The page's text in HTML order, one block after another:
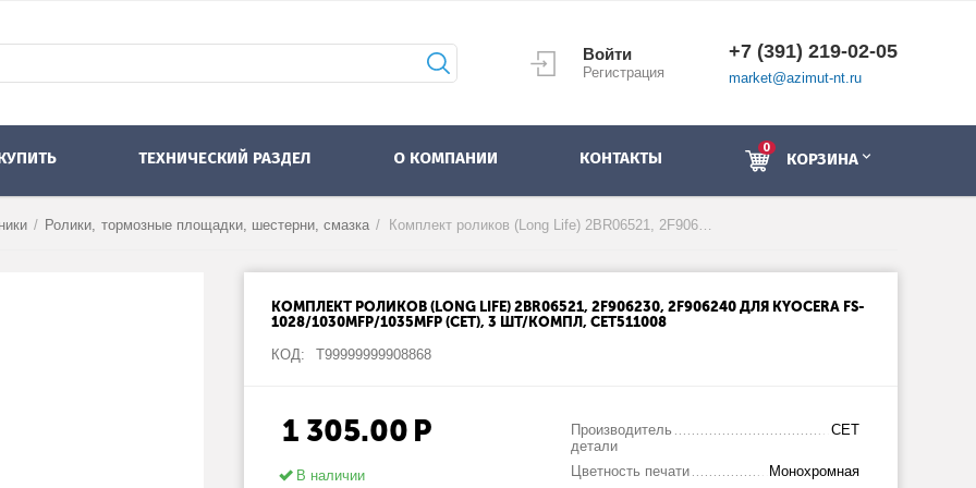
Войти
Регистрация
+7 (391) 219-02-05
market@azimut-nt.ru
ТЕХНИЧЕСКИЙ РАЗДЕЛ О КОМПАНИИ КОНТАКТЫ
0
КОРЗИНА
/ Ролики, тормозные площадки, шестерни, смазка / Комплект роликов (Long Life) 2BR06521, 2F906230, 2F906240 для KYOCERA FS-1028/1030MFP/1035MFP (CET), 3 шт/компл, CET511008
КОМПЛЕКТ РОЛИКОВ (LONG LIFE) 2BR06521, 2F906230, 2F906240 ДЛЯ KYOCERA FS-
1028/1030MFP/1035MFP (CET), 3 ШТ/КОМПЛ, CET511008
КОД:
Т99999999908868
1 305.00 Р
В наличии
Производитель
детали
CET
Цветность печати
Монохромная